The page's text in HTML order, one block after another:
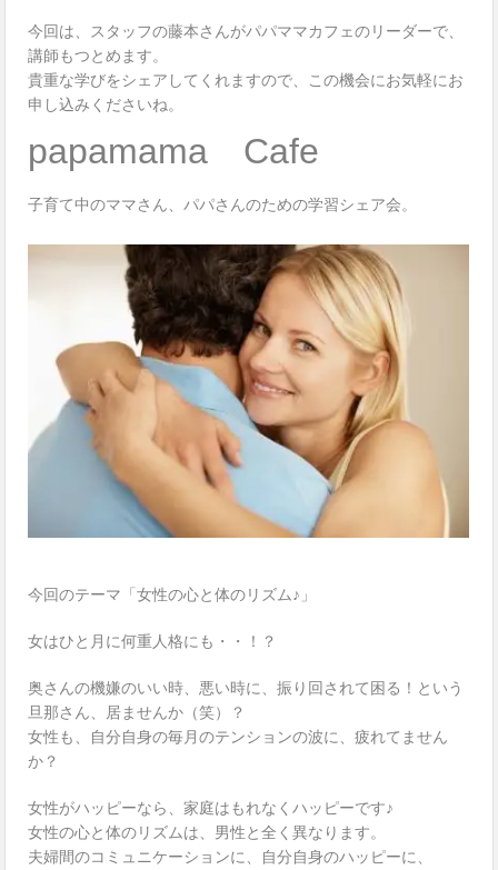
今回は、スタッフの藤本さんがパパママカフェのリーダーで、
講師もつとめます。
貴重な学びをシェアしてくれますので、この機会にお気軽にお
申し込みくださいね。
papamama Cafe
子育て中のママさん、パパさんのための学習シェア会。
今回のテーマ「女性の心と体のリズム♪」
女はひと月に何重人格にも・・！？
奥さんの機嫌のいい時、悪い時に、振り回されて困る！と いう
旦那さん、居ませんか（笑）？
女性も、自分自身の毎月のテンションの波に、疲れてません
か？
女性がハッピーなら、家庭はもれなくハッピーです♪
女性の心と体のリズムは、男性と全く異なります。
夫婦間のコミュニケーションに、自分自身のハッピーに、